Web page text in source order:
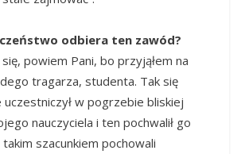
odbiera ten zawód?
się, powiem Pani, bo przyjąłem na
tragarza, studenta. Tak się
uczestniczył w pogrzebie bliskiej
nauczyciela i ten pochwalił go
szacunkiem pochowali